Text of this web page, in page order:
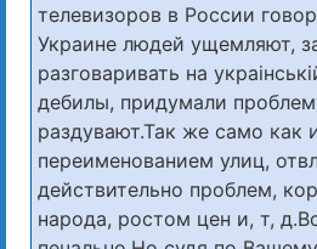
телевизоров в России
Украине людей ущемляют,
разговаривать на
дебилы, придумали
раздувают.Так же само как
переименованием улиц,
действительно проблем,
народа, ростом цен и, т,